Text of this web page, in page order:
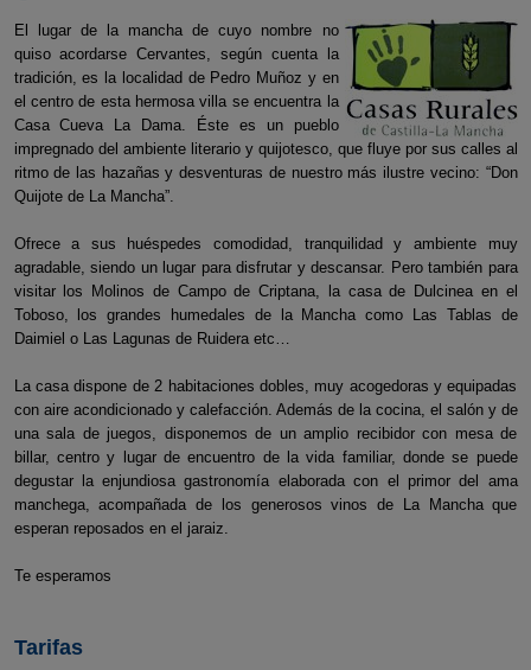
El lugar de la mancha de cuyo nombre no
quiso acordarse Cervantes, según cuenta la
tradición, es la localidad de Pedro Muñoz y en
el centro de esta hermosa villa se encuentra la
Casa Cueva La Dama. Éste es un pueblo
impregnado del ambiente literario y quijotesco, que fluye por sus calles al
ritmo de las hazañas y desventuras de nuestro más ilustre vecino: “Don
Quijote de La Mancha”.
Ofrece a sus huéspedes comodidad, tranquilidad y ambiente muy
agradable, siendo un lugar para disfrutar y descansar. Pero también para
visitar los Molinos de Campo de Criptana, la casa de Dulcinea en el
Toboso, los grandes humedales de la Mancha como Las Tablas de
Daimiel o Las Lagunas de Ruidera etc…
La casa dispone de 2 habitaciones dobles, muy acogedoras y equipadas
con aire acondicionado y calefacción. Además de la cocina, el salón y de
una sala de juegos, disponemos de un amplio recibidor con mesa de
billar, centro y lugar de encuentro de la vida familiar, donde se puede
degustar la enjundiosa gastronomía elaborada con el primor del ama
manchega, acompañada de los generosos vinos de La Mancha que
esperan reposados en el jaraiz.
Te esperamos
Tarifas